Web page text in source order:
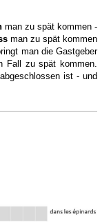
man zu spät kommen -
man zu spät kommen
man die Gastgeber
Fall zu spät kommen.
ist - und